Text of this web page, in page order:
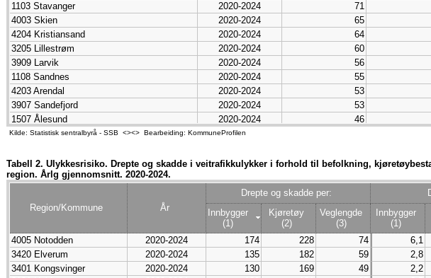
1103 Stavanger
2020-2024 71
4003 Skien
2020-2024 65
4204 Kristiansand
2020-2024 64
3205 Lillestrøm
2020-2024 60
3909 Larvik
2020-2024 56
1108 Sandnes
2020-2024 55
4203 Arendal
2020-2024 53
3907 Sandefjord
2020-2024 53
1507 Ålesund
2020-2024 46
3905 Tønsberg
2020-2024
3101 Halden
2020-2024 41
4001 Porsgrunn
2020-2024
5501 Tromsø
2020-2024 37
2020-2024 33
3305 Ringerike
2020-2024 30
3420 Elverum
2020-2024 29
3407 Gjøvik
2020-2024 28
4202 Grimstad
2020-2024 27
Kilde: Statistisk sentralbyrå - SSB <><> Bearbeiding: KommuneProfilen
Tabell 2. Ulykkesrisiko. Drepte og skadde i veitrafikkulykker i forhold til befolkning,
region. Årlg gjennomsnitt. 2020-2024.
Region/Kommune År
Drepte og skadde per:
Innbygger
(1)
Kjøretøy
(2)
Veglengde
(3)
Innbygger
(1)
4005 Notodden
2020-2024 174 228 74 6,1
3420 Elverum
2020-2024 135 182 59 2,8
3401 Kongsvinger
2020-2024 130 169 49 2,2